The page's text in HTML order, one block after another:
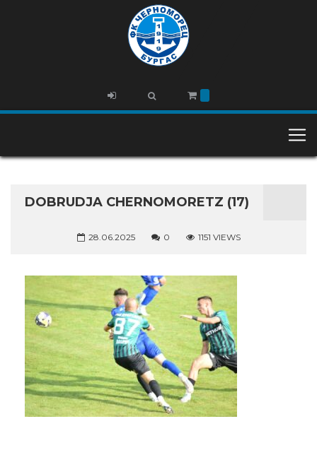
DOBRUDJA CHERNOMORETZ (17)
28.06.2025 0 1151 VIEWS